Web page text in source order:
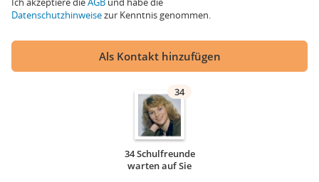
Datenschutzhinweisezur Kenntnis genommen.
Als Kontakt hinzufügen
34
34 Schulfreunde
warten auf Sie